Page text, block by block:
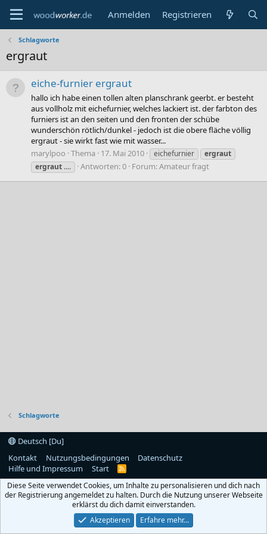
Anmelden Registrieren
Schlagworte
ergraut
eiche-furnier ergraut
hallo ich habe einen tollen alten planschrank geerbt. er besteht
aus vollholz mit eichefurnier, welches lackiert ist. der farbton des
furniers ist an den seiten und den fronten der schübe
wunderschön rötlich/dunkel - jedoch ist die obere fläche völlig
ergraut - sie wirkt fast wie mit wasser...
marylpoo Thema 17. Mai 2010 eichefurnier
ergraut
ergraut .... Antworten: 0 Forum:Amateur fragt
Schlagworte
Deutsch [Du]
Kontakt
Nutzungsbedingungen
Datenschutz
Hilfe und Impressum
Start
R
S
Diese Seite verwendet Cookies, um Inhalte zu personalisieren und dich nach
der Registrierung angemeldet zu halten. Durch die Nutzung unserer Webseite
erklärst du dich damit einverstanden.
Akzeptieren
Erfahre mehr…